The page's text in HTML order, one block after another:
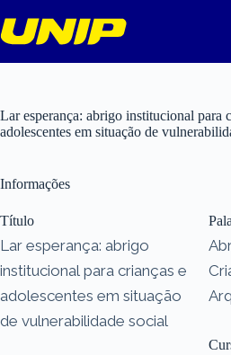
para
o
Lar esperança: abrigo institucional para
adolescentes em situação de
Informações
Título
Lar esperança: abrigo
institucional para crianças e
adolescentes em situação
de vulnerabilidade social